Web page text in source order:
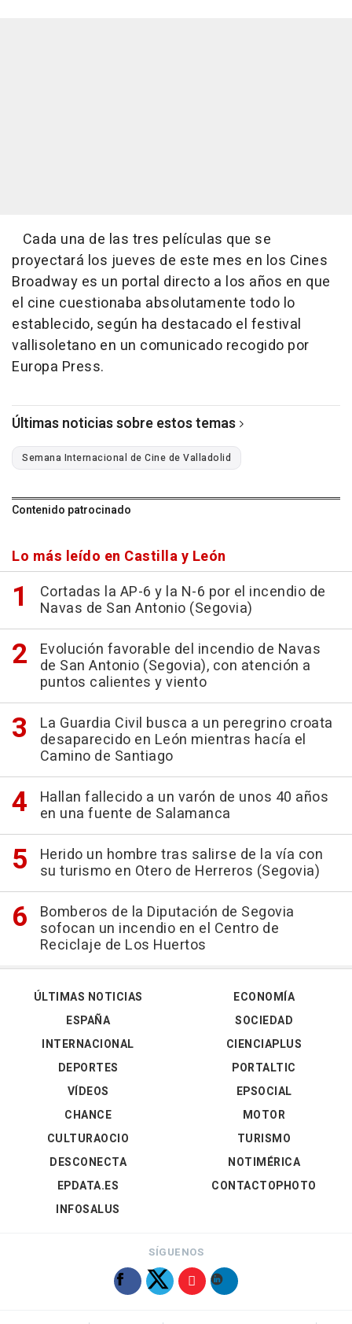
Cada una de las tres películas que se
proyectará los jueves de este mes en los Cines
Broadway es un portal directo a los años en que
el cine cuestionaba absolutamente todo lo
establecido, según ha destacado el festival
vallisoletano en un comunicado recogido por
Europa Press.
Últimas noticias sobre estos temas
Semana Internacional de Cine de Valladolid
Contenido patrocinado
Lo más leído en Castilla y León
Cortadas la AP-6 y la N-6 por el incendio de
Navas de San Antonio (Segovia)
Evolución favorable del incendio de Navas
de San Antonio (Segovia), con atención a
puntos calientes y viento
La Guardia Civil busca a un peregrino croata
desaparecido en León mientras hacía el
Camino de Santiago
Hallan fallecido a un varón de unos 40 años
en una fuente de Salamanca
Herido un hombre tras salirse de la vía con
su turismo en Otero de Herreros (Segovia)
Bomberos de la Diputación de Segovia
sofocan un incendio en el Centro de
Reciclaje de Los Huertos
ÚLTIMAS NOTICIAS
ESPAÑA
INTERNACIONAL
DEPORTES
VÍDEOS
ECONOMÍA
SOCIEDAD
CIENCIAPLUS
PORTALTIC
EPSOCIAL
CHANCE
CULTURAOCIO
DESCONECTA
EPDATA.ES
INFOSALUS
MOTOR
TURISMO
NOTIMÉRICA
CONTACTOPHOTO
SÍGUENOS